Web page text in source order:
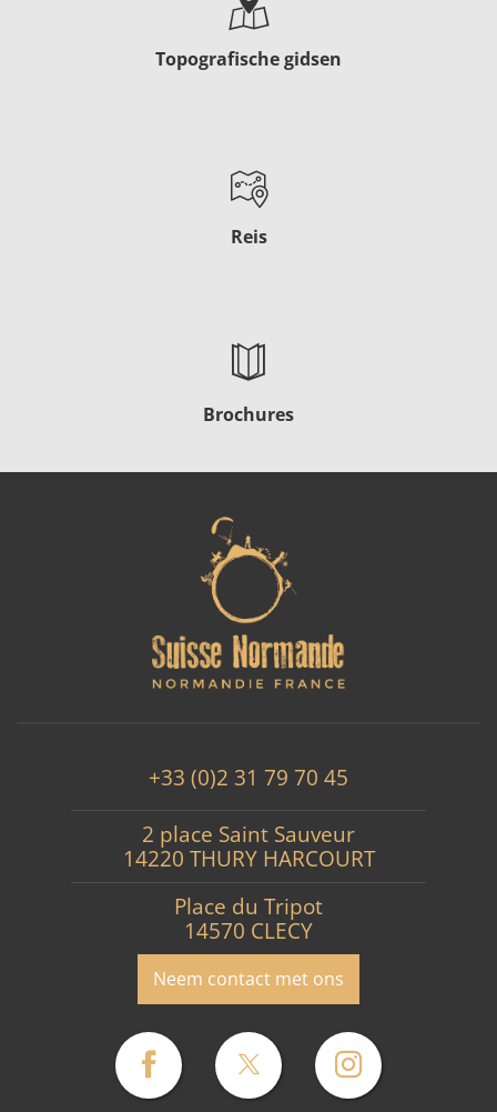
Topografische gidsen
Reis
Brochures
+33 (0)2 31 79 70 45
2 place Saint Sauveur
14220 THURY HARCOURT
Place du Tripot
14570 CLECY
Neem contact met ons